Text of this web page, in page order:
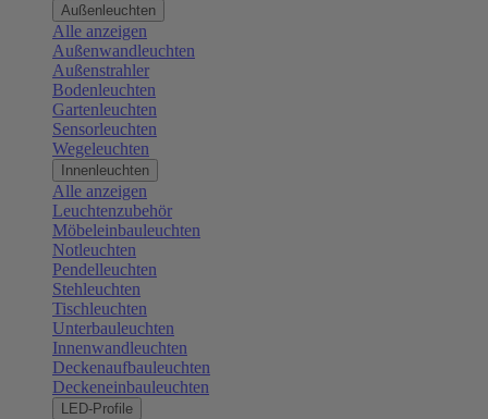
Außenleuchten
Alle anzeigen
Außenwandleuchten
Außenstrahler
Bodenleuchten
Gartenleuchten
Sensorleuchten
Wegeleuchten
Innenleuchten
Alle anzeigen
Leuchtenzubehör
Möbeleinbauleuchten
Notleuchten
Pendelleuchten
Stehleuchten
Tischleuchten
Unterbauleuchten
Innenwandleuchten
Deckenaufbauleuchten
Deckeneinbauleuchten
LED-Profile